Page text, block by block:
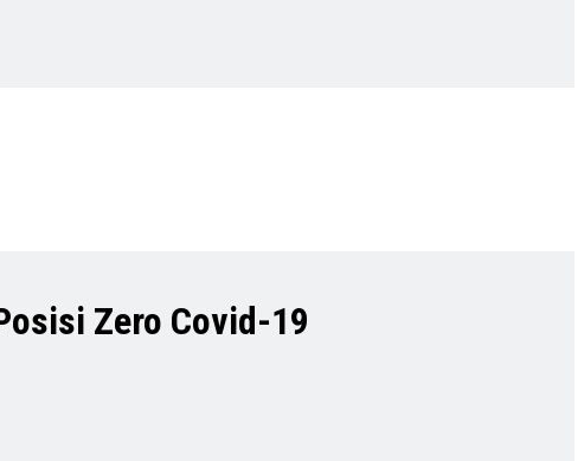
Zero Covid-19